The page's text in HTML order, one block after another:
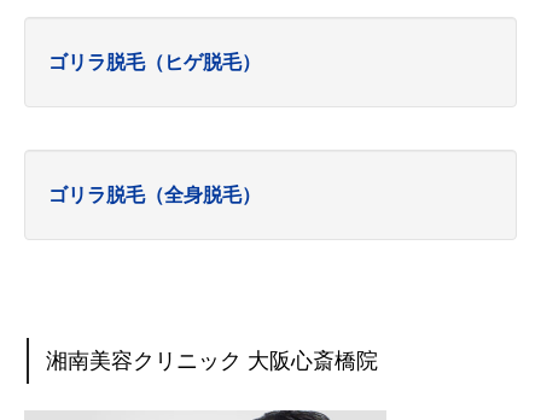
ゴリラ脱毛（ヒゲ脱毛）
ゴリラ脱毛（全身脱毛）
湘南美容クリニック 大阪心斎橋院